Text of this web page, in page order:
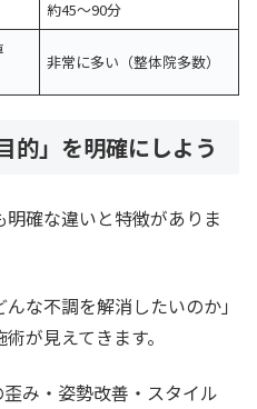
約45〜90分
非常に多い（整体院多数）
的」を明確にしよう
確な違いと特徴がありま
な不調を解消したいのか」
が見えてきます。
み・姿勢改善・スタイル